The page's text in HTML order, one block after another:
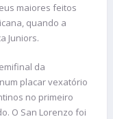
maiores feitos
quando a
Juniors.
da
placar vexatório
no primeiro
O San Lorenzo foi